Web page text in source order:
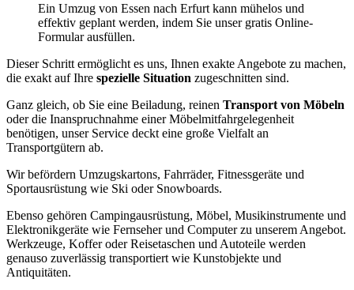
Ein Umzug von Essen nach Erfurt kann mühelos und
effektiv geplant werden, indem Sie unser gratis Online-
Formular ausfüllen.
Dieser Schritt ermöglicht es uns, Ihnen exakte Angebote zu machen,
die exakt auf Ihre spezielle Situation zugeschnitten sind.
Ganz gleich, ob Sie eine Beiladung, reinen Transport von Möbeln
oder die Inanspruchnahme einer Möbelmitfahrgelegenheit
benötigen, unser Service deckt eine große Vielfalt an
Transportgütern ab.
Wir befördern Umzugskartons, Fahrräder, Fitnessgeräte und
Sportausrüstung wie Ski oder Snowboards.
Ebenso gehören Campingausrüstung, Möbel, Musikinstrumente und
Elektronikgeräte wie Fernseher und Computer zu unserem Angebot.
Werkzeuge, Koffer oder Reisetaschen und Autoteile werden
genauso zuverlässig transportiert wie Kunstobjekte und
Antiquitäten.